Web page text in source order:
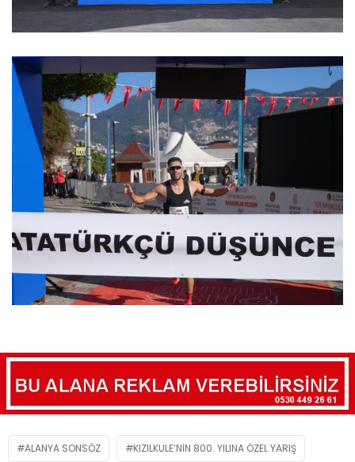
ALANYA SONSÖZ KIZILKULE’NİN 800. YILINA ÖZEL YARIŞ